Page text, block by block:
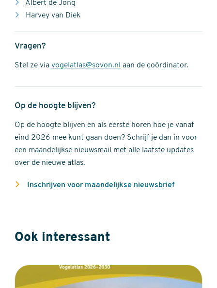
Albert de Jong
Harvey van Diek
Vragen?
Stel ze via vogelatlas@sovon.nl aan de coördinator.
Op de hoogte blijven?
Op de hoogte blijven en als eerste horen hoe je vanaf
eind 2026 mee kunt gaan doen? Schrijf je dan in voor
een maandelijkse nieuwsmail met alle laatste updates
over de nieuwe atlas.
Inschrijven voor maandelijkse nieuwsbrief
Ook interessant